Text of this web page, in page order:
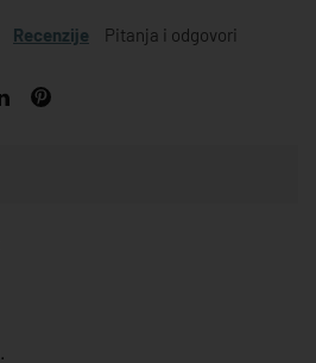
Recenzije Pitanja i odgovori